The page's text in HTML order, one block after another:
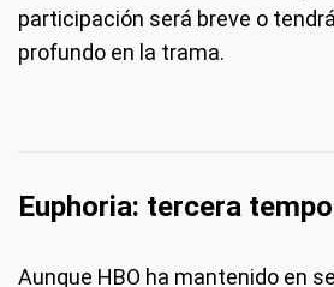
participación será breve o
profundo en la trama.
Euphoria: tercera
Aunque HBO ha mantenido en